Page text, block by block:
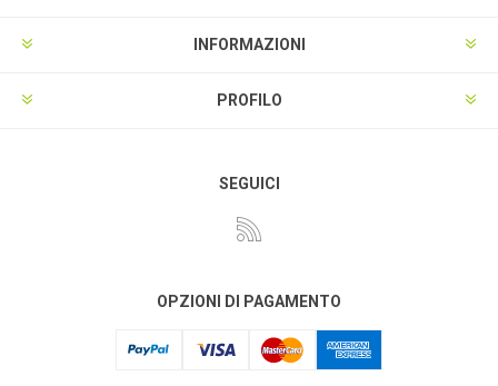
INFORMAZIONI
PROFILO
SEGUICI
OPZIONI DI PAGAMENTO